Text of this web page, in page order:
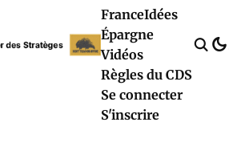
FranceIdées
Épargne
Vidéos
Règles du CDS
Se connecter
S'inscrire